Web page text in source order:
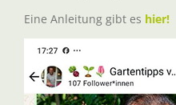
Eine Anleitung gibt es hier!